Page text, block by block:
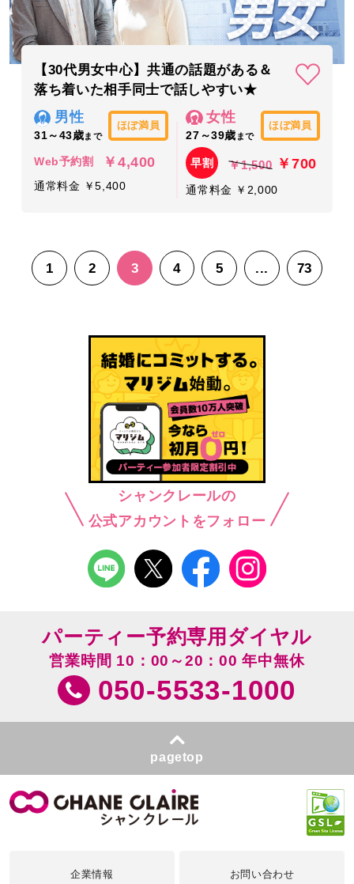
【30代男女中心】共通の話題がある＆
落ち着いた相手同士で話しやすい★
男性
31～43歳まで
ほぼ満員
Web予約割 ￥4,400
通常料金 ￥5,400
女性
27～39歳 まで
ほぼ満員
早割 ￥1,500 ￥700
通常料金 ￥2,000
1 2 3 4 5 ... 73
シャンクレールの
公式アカウントをフォロー
パーティー予約専用ダイヤル
営業時間 10：00～20：00 年中無休
050-5533-1000
pagetop
企業情報 お問い合わせ